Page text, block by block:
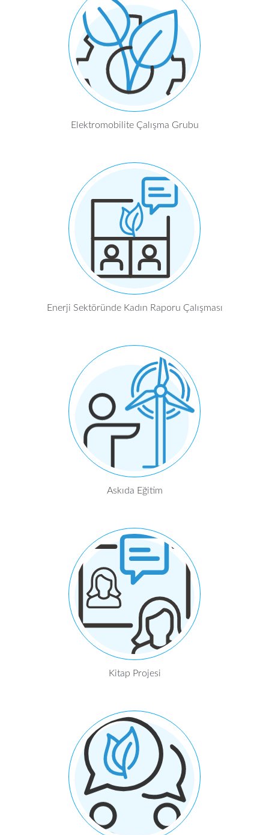
Elektromobilite Çalışma Grubu
Enerji Sektöründe Kadın Raporu Çalışması
Askıda Eğitim
Kitap Projesi